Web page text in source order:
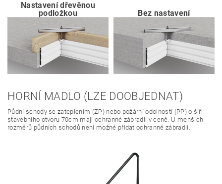
Nastavení dřevěnou
podložkou
Bez nastavení
HORNÍ MADLO (LZE DOOBJEDNAT)
Půdní schody se zateplením (ZP) nebo požární odolností (PP) o šíři
stavebního otvoru 70cm mají ochranné zábradlí v ceně. U menších
rozměrů půdních schodů není možné přidat ochranné zábradlí.